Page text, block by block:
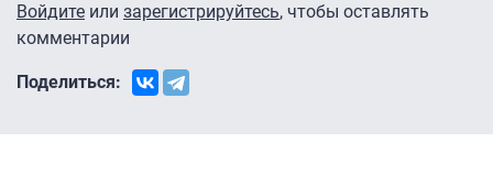
Войдите или зарегистрируйтесь, чтобы оставлять
комментарии
Поделиться: